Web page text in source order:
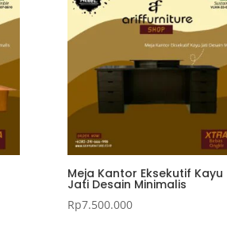
Meja Kantor Eksekutif Kayu
Jati Desain Minimalis
Rp7.500.000